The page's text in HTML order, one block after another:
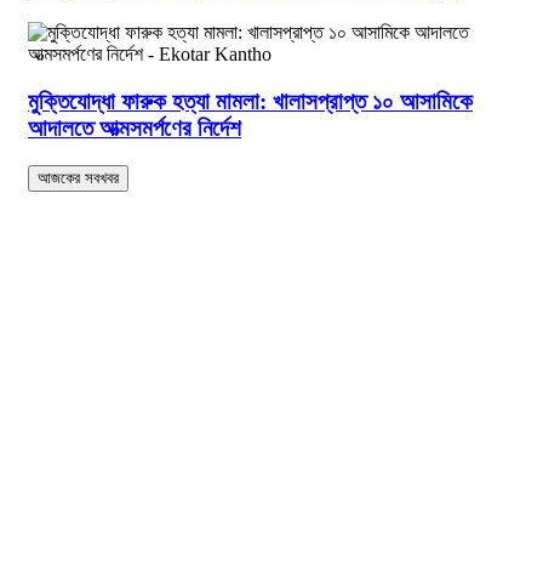
মুক্তিযোদ্ধা ফারুক হত্যা মামলা: খালাসপ্রাপ্ত ১০ আসামিকে
আদালতে আত্মসমর্পণের নির্দেশ